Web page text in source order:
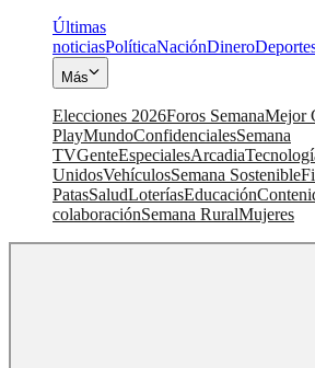
Últimas
noticiasPolíticaNaciónDinero
Más
Elecciones 2026Foros SemanaMejor
PlayMundoConfidencialesSemana
TVGenteEspecialesArcadia
UnidosVehículosSemana Sostenible
PatasSaludLoteríasEducación
colaboraciónSemana RuralMujeres